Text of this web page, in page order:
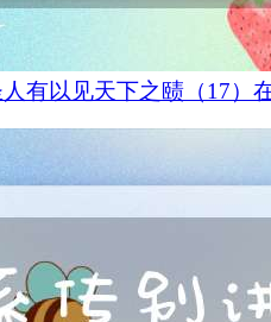
有以见天下之赜（17）